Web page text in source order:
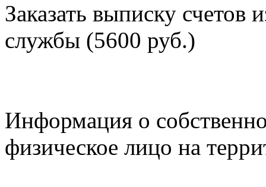
Заказать выписку счетов
службы (5600 руб.)
Информация о
физическое лицо на